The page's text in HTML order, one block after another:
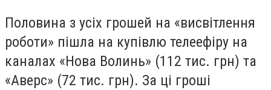
Половина з усіх грошей на «висвітлення
роботи» пішла на купівлю телеефіру на
каналах «Нова Волинь» (112 тис. грн) та
«Аверс» (72 тис. грн). За ці гроші